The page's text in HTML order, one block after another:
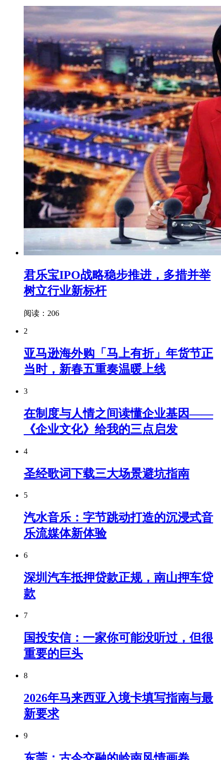
君乐宝IPO战略稳步推进，多措并举
树立行业新标杆
阅读：206
2
亚马逊海外购「马上有折」年货节正
当时，新春五重奏温暖上线
3
在制度与人情之间读懂企业基因——
《企业文化》给我的三点启发
4
圣经歌词下载三大场景避坑指南
5
汽水音乐：字节跳动打造的沉浸式音
乐流媒体新体验
6
深圳汽车抵押贷款正规，南山押车贷
款
7
国投安信：一家你可能没听过，但很
重要的巨头
8
2026年马来西亚入境卡填写指南与最
新要求
9